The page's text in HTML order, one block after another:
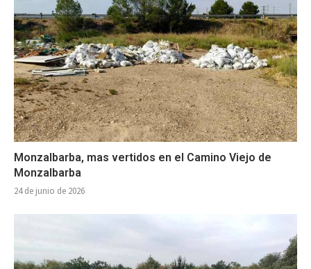
Monzalbarba, mas vertidos en el Camino Viejo de
Monzalbarba
24 de junio de 2026